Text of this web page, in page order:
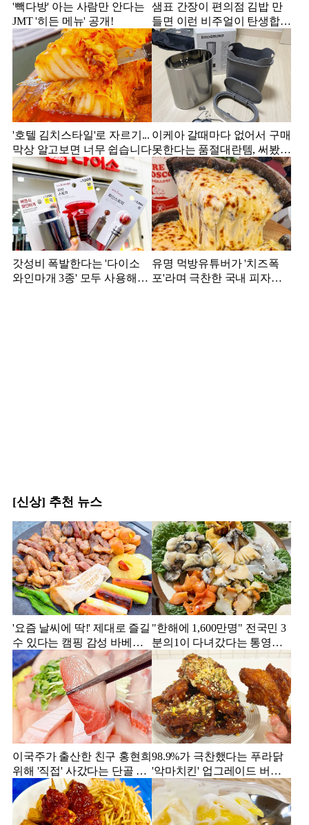
'빽다방' 아는 사람만 안다는
JMT '히든 메뉴' 공개!
샘표 간장이 편의점 김밥 만
들면 이런 비주얼이 탄생합니
다.
'호텔 김치스타일'로 자르기...
막상 알고보면 너무 쉽습니다
이케아 갈때마다 없어서 구매
못한다는 품절대란템, 써봤더
니...
갓성비 폭발한다는 '다이소
와인마개 3종' 모두 사용해본
유명 먹방유튜버가 '치즈폭
포'라며 극찬한 국내 피자집,
[신상] 추천 뉴스
'요즘 날씨에 딱!' 제대로 즐길
수 있다는 캠핑 감성 바베큐
맛집 4
"한해에 1,600만명" 전국민 3
분의1이 다녀갔다는 통영의
맛집
이국주가 출산한 친구 홍현희
위해 '직접' 사갔다는 단골 횟
집
98.9%가 극찬했다는 푸라닭
'악마치킨' 업그레이드 버전
의 실물